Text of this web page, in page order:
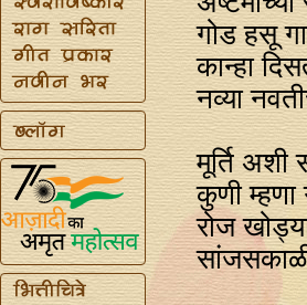
गोड हसू
कान्हा
नव्या
मूर्ति अशी
कुणी म्हणा
रोज